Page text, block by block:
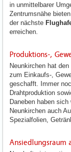
in unmittelbarer
Zentrumsnähe
der nächste
erreichen.
Produktions-,
Neunkirchen hat
zum Einkaufs-,
geschafft. Immer
Drahtproduktion
Daneben haben
Neunkirchen auch
Spezialfolien,
Ansiedlungsraum